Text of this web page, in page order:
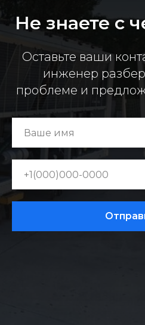
Не знаете с
Оставьте ваши
инженер
проблеме и